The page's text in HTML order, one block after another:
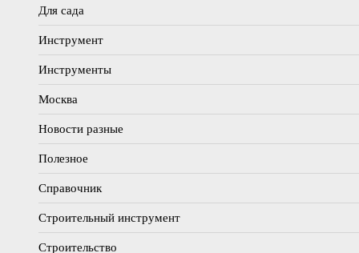
Для сада
Инструмент
Инструменты
Москва
Новости разные
Полезное
Справочник
Строительный инструмент
Строительство